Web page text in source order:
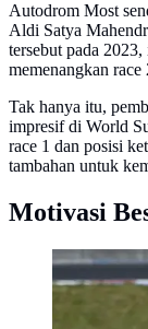
Autodrom Most
Aldi Satya
tersebut pada
memenangkan
Tak hanya itu,
impresif di World
race 1 dan posisi
tambahan untuk
Motivasi
Pembalap